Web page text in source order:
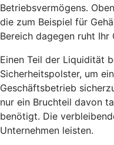
Betriebsvermögens.
die zum Beispiel für
Bereich dagegen ruht
Einen Teil der Liquidität
Sicherheitspolster, um
Geschäftsbetrieb
nur ein Bruchteil davon
benötigt. Die
Unternehmen leisten.